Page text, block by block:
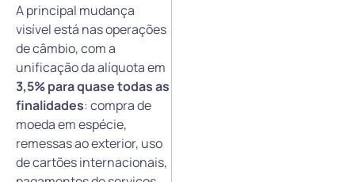
A principal mudança
visível está nas operações
de câmbio, com a
unificação da alíquota em
3,5% para quase todas as
finalidades: compra de
moeda em espécie,
remessas ao exterior, uso
de cartões internacionais,